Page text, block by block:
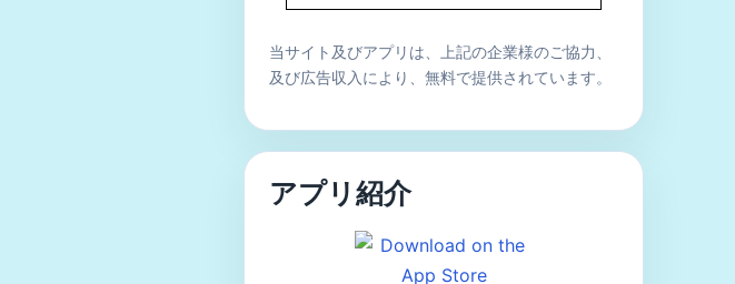
当サイト及びアプリは、上記の企業様のご協力、
及び広告収入により、無料で提供されています。
アプリ紹介